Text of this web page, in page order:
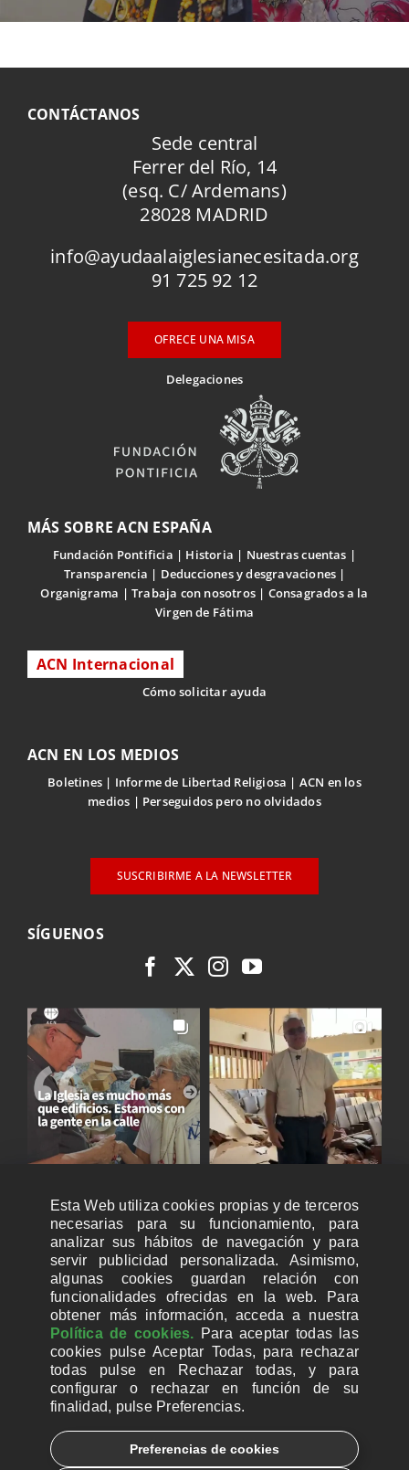
CONTÁCTANOS
Sede central
Ferrer del Río, 14
(esq. C/ Ardemans)
28028 MADRID
info@ayudaalaiglesianecesitada.org
91 725 92 12
OFRECE UNA MISA
Delegaciones
MÁS SOBRE ACN ESPAÑA
Fundación Pontificia Historia
Nuestras cuentas
Transparencia
Deducciones y desgravaciones
Organigrama
Trabaja con nosotros
Consagrados a la
Virgen de Fátima
ACN Internacional
Cómo solicitar ayuda
ACN EN LOS MEDIOS
Boletines Informe de Libertad Religiosa
ACN en los
medios
Perseguidos pero no olvidados
SUSCRIBIRME A LA NEWSLETTER
SÍGUENOS
CUENTAS BANCARIAS PARA DONAR
Esta Web utiliza cookies propias y de terceros
necesarias para su funcionamiento, para
analizar sus hábitos de navegación y para
servir publicidad personalizada. Asimismo,
algunas cookies guardan relación con
funcionalidades ofrecidas en la web. Para
obtener más información, acceda a nuestra
Política de cookies. Para aceptar todas las
cookies pulse Aceptar Todas, para rechazar
todas pulse en Rechazar todas, y para
configurar o rechazar en función de su
finalidad, pulse Preferencias.
Preferencias de cookies